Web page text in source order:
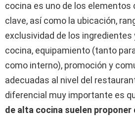
cocina es uno de los elementos
clave, así como la ubicación,
exclusividad de los ingredientes
cocina, equipamiento (tanto
como interno), promoción y
adecuadas al nivel del
diferencial muy importante es
de alta cocina suelen